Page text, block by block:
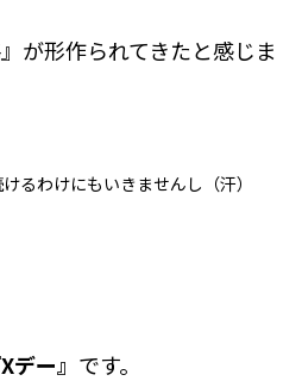
が形作られてきたと感じま
るわけにもいきませんし（汗）
Xデー』 です。